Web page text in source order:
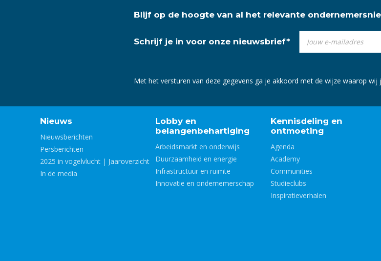
Blijf op de hoogte van al het relevante
Schrijf je in voor onze nieuwsbrief*
Met het versturen van deze gegevens ga je akkoord met de wijze waarop wij
Nieuws
Nieuwsberichten
Persberichten
2025 in vogelvlucht | Jaaroverzicht
In de media
Lobby en
belangenbehartiging
Arbeidsmarkt en onderwijs
Duurzaamheid en energie
Infrastructuur en ruimte
Innovatie en ondernemerschap
Kennisdeling en
ontmoeting
Agenda
Academy
Communities
Studieclubs
Inspiratieverhalen